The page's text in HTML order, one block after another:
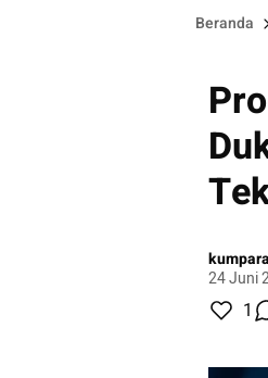
Beranda
24 Juni
1